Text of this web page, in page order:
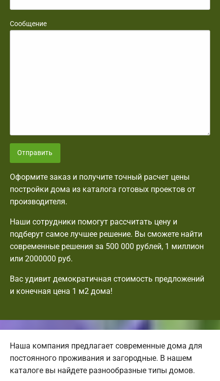
Сообщение
Отправить
Оформите заказ и получите точный расчет цены
постройки дома из каталога готовых проектов от
производителя.
Наши сотрудники помогут рассчитать цену и
подберут самое лучшее решение. Вы сможете найти
современные решения за 500 000 рублей, 1 миллион
или 2000000 руб.
Вас удивит демократичная стоимость предложений
и конечная цена 1 м2 дома!
Наша компания предлагает современные дома для
постоянного проживания и загородные. В нашем
каталоге вы найдете разнообразные типы домов.